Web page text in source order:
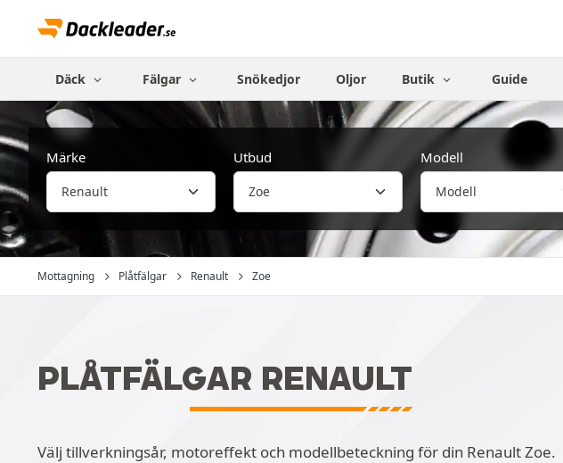
Däck Fälgar Snökedjor Oljor Butik Guide
Märke Utbud Modell
Mottagning Plåtfälgar Renault Zoe
PLÅTFÄLGAR RENAULT
Välj tillverkningsår, motoreffekt och modellbeteckning för din Renault Zoe.